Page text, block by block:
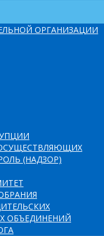
ОРГАНИЗАЦИИ
(НАДЗОР)
ОБЪЕДИНЕНИЙ